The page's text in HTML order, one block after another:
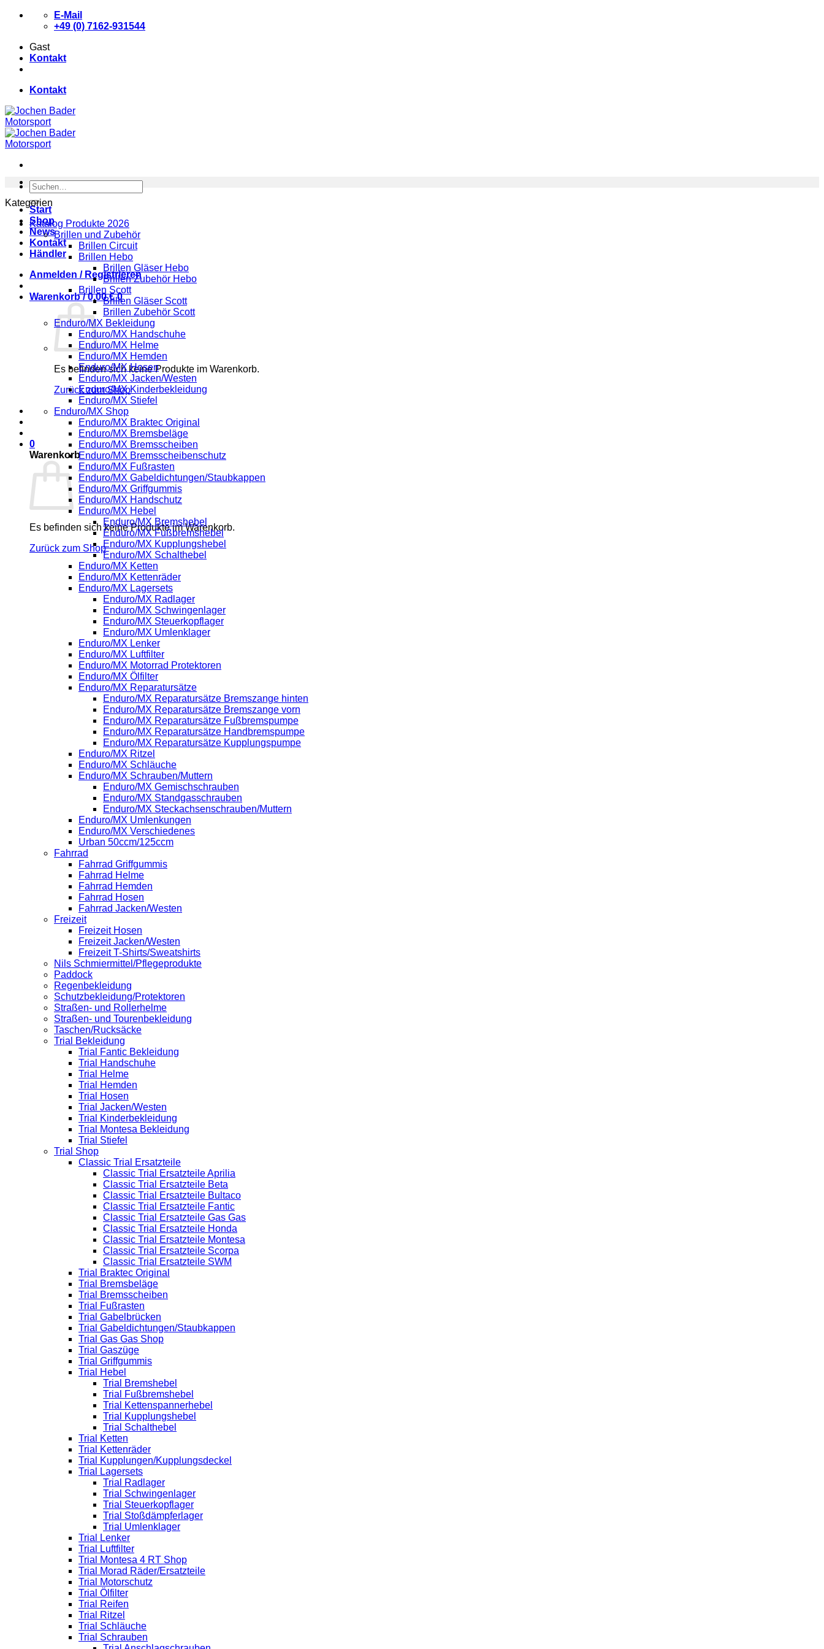
Zum
E-Mail
+49 (0) 7162-931544
Gast
Kontakt
Kontakt
Suchen
nach:
Start
Shop
News
Kontakt
Händler
Anmelden / Registrieren
Warenkorb /0,00€ 0
Es befinden sich keine Produkte im Warenkorb.
Zurück zum Shop
0
Warenkorb
Es befinden sich keine Produkte im Warenkorb.
Zurück zum Shop
Kategorien
Katalog Produkte 2026
Brillen und Zubehör
Brillen Circuit
Brillen Hebo
Brillen Gläser Hebo
Brillen Zubehör Hebo
Brillen Scott
Brillen Gläser Scott
Brillen Zubehör Scott
Enduro/MX Bekleidung
Enduro/MX Handschuhe
Enduro/MX Helme
Enduro/MX Hemden
Enduro/MX Hosen
Enduro/MX Jacken/Westen
Enduro/MX Kinderbekleidung
Enduro/MX Stiefel
Enduro/MX Shop
Enduro/MX Braktec Original
Enduro/MX Bremsbeläge
Enduro/MX Bremsscheiben
Enduro/MX Bremsscheibenschutz
Enduro/MX Fußrasten
Enduro/MX Gabeldichtungen/Staubkappen
Enduro/MX Griffgummis
Enduro/MX Handschutz
Enduro/MX Hebel
Enduro/MX Bremshebel
Enduro/MX Fußbremshebel
Enduro/MX Kupplungshebel
Enduro/MX Schalthebel
Enduro/MX Ketten
Enduro/MX Kettenräder
Enduro/MX Lagersets
Enduro/MX Radlager
Enduro/MX Schwingenlager
Enduro/MX Steuerkopflager
Enduro/MX Umlenklager
Enduro/MX Lenker
Enduro/MX Luftfilter
Enduro/MX Motorrad Protektoren
Enduro/MX Ölfilter
Enduro/MX Reparatursätze
Enduro/MX Reparatursätze Bremszange hinten
Enduro/MX Reparatursätze Bremszange vorn
Enduro/MX Reparatursätze Fußbremspumpe
Enduro/MX Reparatursätze Handbremspumpe
Enduro/MX Reparatursätze Kupplungspumpe
Enduro/MX Ritzel
Enduro/MX Schläuche
Enduro/MX Schrauben/Muttern
Enduro/MX Gemischschrauben
Enduro/MX Standgasschrauben
Enduro/MX Steckachsenschrauben/Muttern
Enduro/MX Umlenkungen
Enduro/MX Verschiedenes
Urban 50ccm/125ccm
Fahrrad
Fahrrad Griffgummis
Fahrrad Helme
Fahrrad Hemden
Fahrrad Hosen
Fahrrad Jacken/Westen
Freizeit
Freizeit Hosen
Freizeit Jacken/Westen
Freizeit T-Shirts/Sweatshirts
Nils Schmiermittel/Pflegeprodukte
Paddock
Regenbekleidung
Schutzbekleidung/Protektoren
Straßen- und Rollerhelme
Straßen- und Tourenbekleidung
Taschen/Rucksäcke
Trial Bekleidung
Trial Fantic Bekleidung
Trial Handschuhe
Trial Helme
Trial Hemden
Trial Hosen
Trial Jacken/Westen
Trial Kinderbekleidung
Trial Montesa Bekleidung
Trial Stiefel
Trial Shop
Classic Trial Ersatzteile
Classic Trial Ersatzteile Aprilia
Classic Trial Ersatzteile Beta
Classic Trial Ersatzteile Bultaco
Classic Trial Ersatzteile Fantic
Classic Trial Ersatzteile Gas Gas
Classic Trial Ersatzteile Honda
Classic Trial Ersatzteile Montesa
Classic Trial Ersatzteile Scorpa
Classic Trial Ersatzteile SWM
Trial Braktec Original
Trial Bremsbeläge
Trial Bremsscheiben
Trial Fußrasten
Trial Gabelbrücken
Trial Gabeldichtungen/Staubkappen
Trial Gas Gas Shop
Trial Gaszüge
Trial Griffgummis
Trial Hebel
Trial Bremshebel
Trial Fußbremshebel
Trial Kettenspannerhebel
Trial Kupplungshebel
Trial Schalthebel
Trial Ketten
Trial Kettenräder
Trial Kupplungen/Kupplungsdeckel
Trial Lagersets
Trial Radlager
Trial Schwingenlager
Trial Steuerkopflager
Trial Stoßdämpferlager
Trial Umlenklager
Trial Lenker
Trial Luftfilter
Trial Montesa 4 RT Shop
Trial Morad Räder/Ersatzteile
Trial Motorschutz
Trial Ölfilter
Trial Reifen
Trial Ritzel
Trial Schläuche
Trial Schrauben